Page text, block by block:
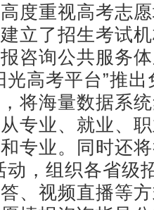
重视高考志愿
立了招生考试
咨询公共服务
光高考平台”推
将海量数据系
专业、就业、
专业。同时还
动，组织各省级
、视频直播等